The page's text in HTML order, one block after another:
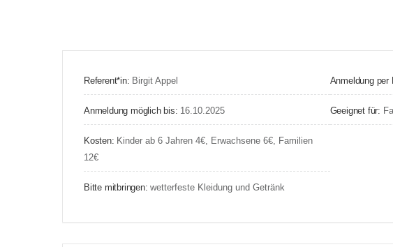
Referent*in: Birgit Appel Anmeldung
Anmeldung möglich bis: 16.10.2025 Geeignet für:
Kosten: Kinder ab 6 Jahren 4€, Erwachsene 6€, Familien
12€
Bitte mitbringen:wetterfeste Kleidung und Getränk